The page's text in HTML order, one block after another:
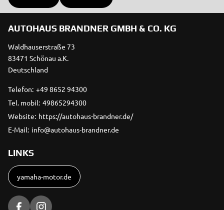
AUTOHAUS BRANDNER GMBH & CO. KG
Waldhauserstraße 73
83471 Schönau a.K.
Deutschland
Telefon: +49 8652 94300
Tel. mobil: 49865294300
Website: https://autohaus-brandner.de/
E-Mail: info@autohaus-brandner.de
LINKS
yamaha-motor.de